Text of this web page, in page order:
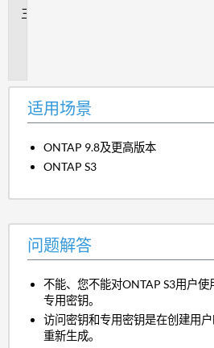
适用场景
ONTAP 9.8及更高版本
ONTAP S3
问题解答
不能、您不能对ONTAP S3用户
专用密钥。
访问密钥和专用密钥是在创建用
重新生成。